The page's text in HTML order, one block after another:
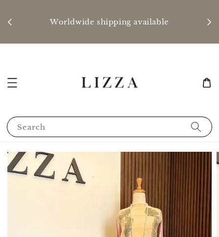
Worldwide shipping available
Search